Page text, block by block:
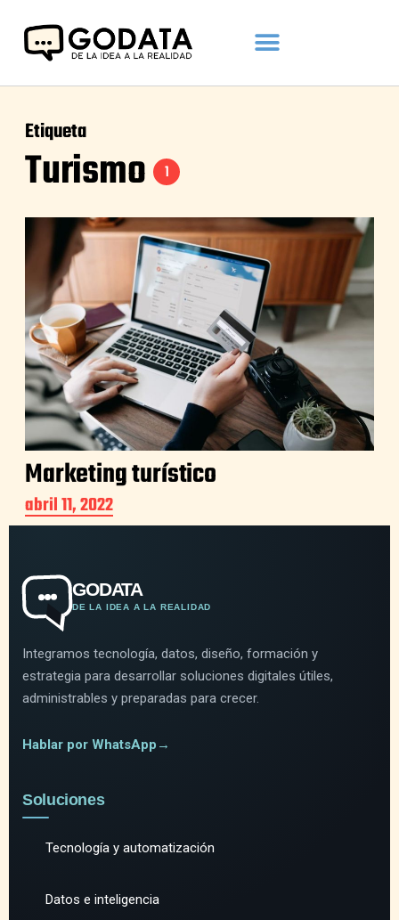
Etiqueta
Turismo 1
Marketing turístico
abril 11, 2022
GODATA
DE LA IDEA A LA REALIDAD
Integramos tecnología, datos, diseño, formación y
estrategia para desarrollar soluciones digitales útiles,
administrables y preparadas para crecer.
Hablar por WhatsApp →
Soluciones
Tecnología y automatización
Datos e inteligencia